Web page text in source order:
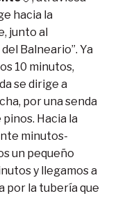
hacia la
junto al
Balneario”. Ya
10 minutos,
se dirige a
por una senda
Hacia la
minutos-
un pequeño
y llegamos a
por la tubería que